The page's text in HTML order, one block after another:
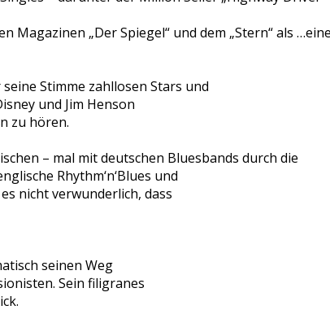
Magazinen „Der Spiegel“ und dem „Stern“ als
Stimme zahllosen Stars und
und Jim Henson
zu hören.
– mal mit deutschen Bluesbands durch die
Rhythm‘n‘Blues und
nicht verwunderlich, dass
seinen Weg
Sein filigranes